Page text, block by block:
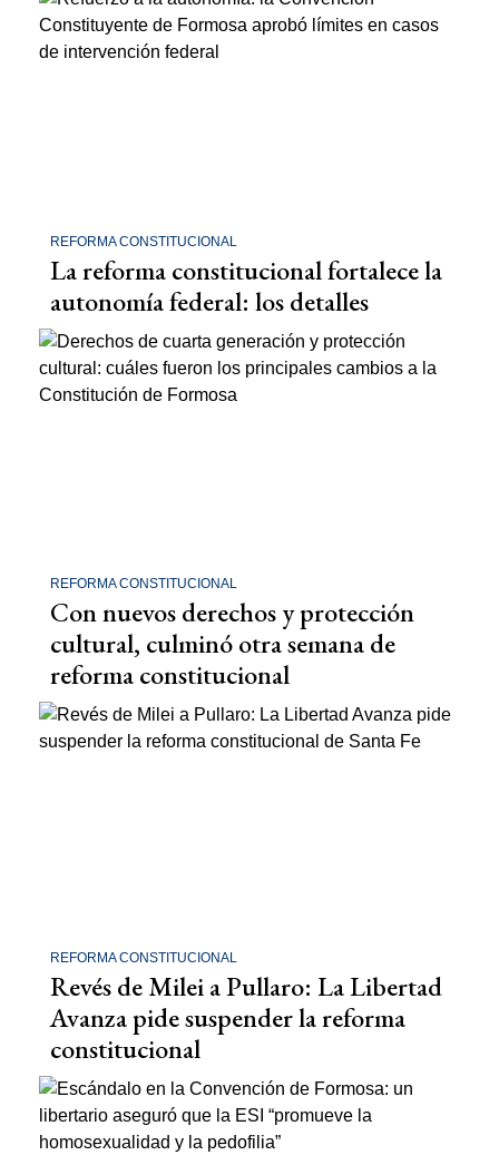
REFORMA CONSTITUCIONAL
La reforma constitucional fortalece la
autonomía federal: los detalles
REFORMA CONSTITUCIONAL
Con nuevos derechos y protección
cultural, culminó otra semana de
reforma constitucional
REFORMA CONSTITUCIONAL
Revés de Milei a Pullaro: La Libertad
Avanza pide suspender la reforma
constitucional